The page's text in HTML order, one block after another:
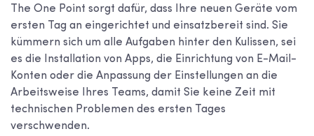
The One Point sorgt dafür, dass Ihre neuen Geräte vom
ersten Tag an eingerichtet und einsatzbereit sind. Sie
kümmern sich um alle Aufgaben hinter den Kulissen, sei
es die Installation von Apps, die Einrichtung von E-Mail-
Konten oder die Anpassung der Einstellungen an die
Arbeitsweise Ihres Teams, damit Sie keine Zeit mit
technischen Problemen des ersten Tages
verschwenden.